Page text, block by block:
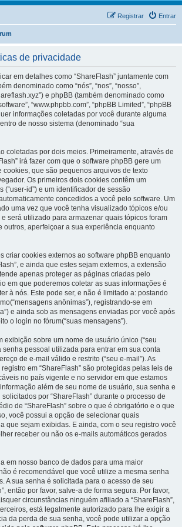
Entrar
Registrar
de privacidade
em detalhes como “ShareFlash” juntamente com
denominado como “nós”, “nos”, “nosso”,
e phpBB (também denominado como
“www.phpbb.com”, “phpBB Limited”, “phpBB
informações coletadas por você durante alguma
de nosso sistema (denominado “sua
coletadas por dois meios. Primeiramente, através de
irá fazer com que o software phpBB gere um
cookies, que são pequenos arquivos de texto
Os primeiros dois cookies contêm um
(“user-id”) e um identificador de sessão
concedidos a você pelo software. Um
uma vez que você tenha visualizado tópicos e/ou
e será utilizado para armazenar quais tópicos foram
outros, aperfeiçoar a sua experiência enquanto
criar cookies externos ao software phpBB enquanto
e ainda que estes sejam externos, a extensão
apenas proteger as páginas criadas pelo
em que poderemos coletar as suas informações é
à nós. Este pode ser, e não é limitado a: postando
anônimas”), registrando-se em
e ainda sob as mensagens enviadas por você após
o login no fórum(“suas mensagens”).
exibição sobre um nome de usuário único (“seu
senha pessoal utilizada para entrar em sua conta
de e-mail válido e restrito (“seu e-mail”). As
em “ShareFlash” são protegidas pelas leis de
no país vigente e no servidor em que estamos
além de seu nome de usuário, sua senha e
por “ShareFlash” durante o processo de
de “ShareFlash” sobre o que é obrigatório e o que
você possui a opção de selecionar quais
que sejam exibidas. E ainda, com o seu registro você
receber ou não os e-mails automáticos gerados
em nosso banco de dados para uma maior
é recomendável que você utilize a mesma senha
A sua senha é solicitada para o acesso de seu
então por favor, salve-a de forma segura. Por favor,
circunstâncias ninguém afiliado a “ShareFlash”,
está legalmente autorizado para lhe exigir a
da perda de sua senha, você pode utilizar a opção